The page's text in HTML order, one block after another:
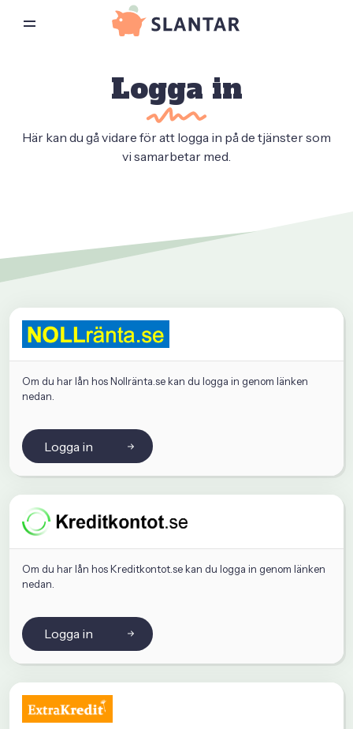
Logga in
Här kan du gå vidare för att logga in på de tjänster som
vi samarbetar med.
Om du har lån hos Nollränta.se kan du logga in genom länken
nedan.
Logga in
Om du har lån hos Kreditkontot.se kan du logga in genom länken
nedan.
Logga in